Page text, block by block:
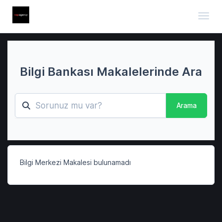
Bilgi Bankası Makalelerinde Ara
Arama
Bilgi Merkezi Makalesi bulunamadı